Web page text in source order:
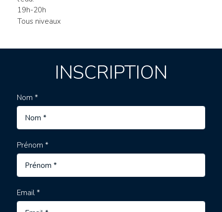
19h-20h
Tous niveaux
INSCRIPTION
Nom *
Prénom *
Email *